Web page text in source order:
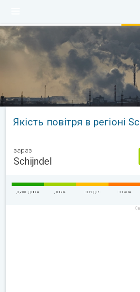
Якість повітря в регіоні
зараз
Schijndel
ДУЖЕ ДОБРА ДОБРА СЕРЕДНЯ ПОГАНА